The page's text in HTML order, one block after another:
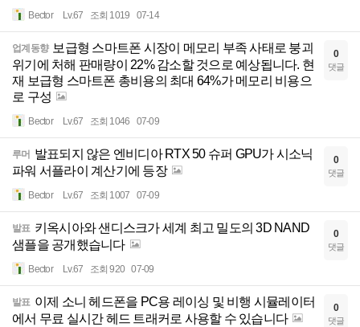
Bector Lv.67 조회 1019 07-14
업계동향 보급형 스마트폰 시장이 메모리 부족 사태로 붕괴
위기에 처해 판매량이 22% 감소할 것으로 예상됩니다. 현
재 보급형 스마트폰 총비용의 최대 64%가 메모리 비용으
로 구성
Bector Lv.67 조회 1046 07-09
0
댓글
루머 발표되지 않은 엔비디아 RTX 50 슈퍼 GPU가 시소닉
파워 서플라이 계산기에 등장
Bector Lv.67 조회 1007 07-09
0
댓글
발표 키옥시아와 샌디스크가 세계 최고 밀도의 3D NAND
샘플을 공개했습니다
Bector Lv.67 조회 920 07-09
0
댓글
발표 이제 소니 헤드폰을 PC용 레이싱 및 비행 시뮬레이터
에서 무료 실시간 헤드 트래커로 사용할 수 있습니다
0
댓글